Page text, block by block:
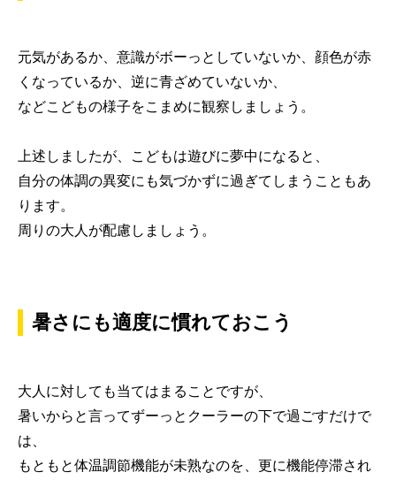
元気があるか、意識がボーっとしていないか、顔色が赤
くなっているか、逆に青ざめていないか、
などこどもの様子をこまめに観察しましょう。
上述しましたが、こどもは遊びに夢中になると、
自分の体調の異変にも気づかずに過ぎてしまうこともあ
ります。
周りの大人が配慮しましょう。
暑さにも適度に慣れておこう
大人に対しても当てはまることですが、
暑いからと言ってずーっとクーラーの下で過ごすだけで
は、
もともと体温調節機能が未熟なのを、更に機能停滞され